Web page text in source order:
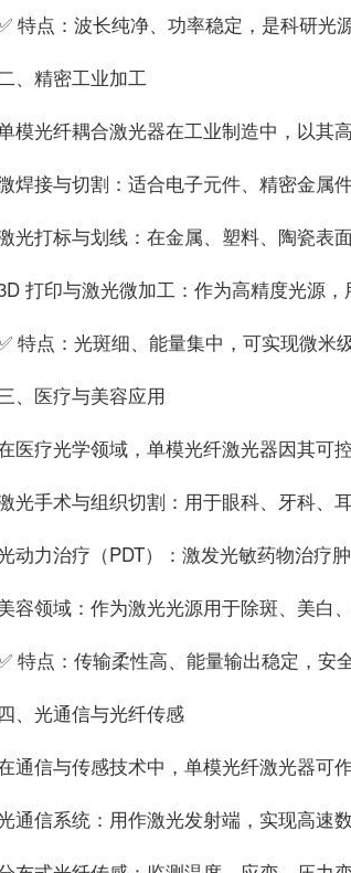
特点：波长纯净、功率稳定，是科研光源
、精密工业加工
模光纤耦合激光器在工业制造中，以其
焊接与切割：适合电子元件、精密金属
光打标与划线：在金属、塑料、陶瓷表
打印与激光微加工：作为高精度光源，
特点：光斑细、能量集中，可实现微米
、医疗与美容应用
医疗光学领域，单模光纤激光器因其可
光手术与组织切割：用于眼科、牙科、
动力治疗（PDT）：激发光敏药物治疗
容领域：作为激光光源用于除斑、美白
特点：传输柔性高、能量输出稳定，安
四、光通信与光纤传感
通信与传感技术中，单模光纤激光器可
通信系统：用作激光发射端，实现高速